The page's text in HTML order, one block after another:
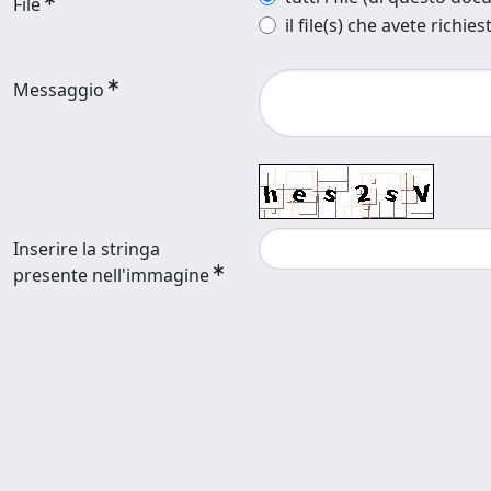
il file(s) che avete
Messaggio
Inserire la stringa
presente nell'immagine